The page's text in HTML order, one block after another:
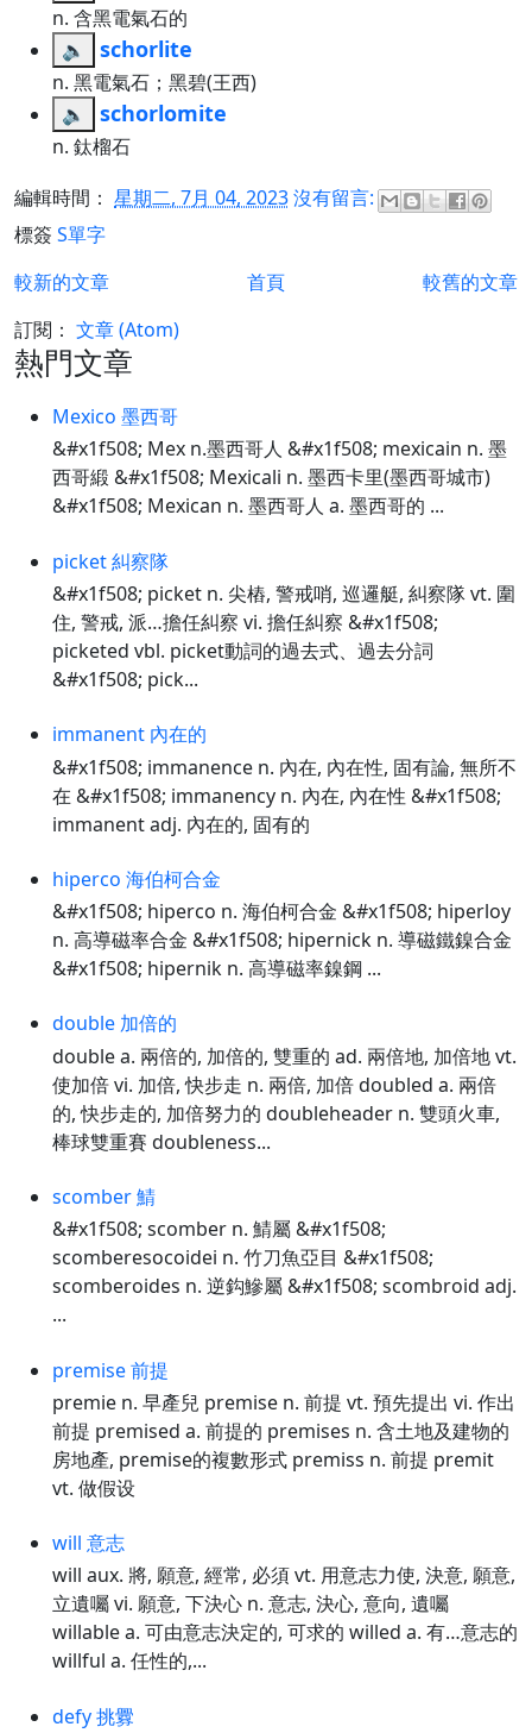
n. 含黑電氣石的
🔈
schorlite
n. 黑電氣石；黑碧(王西)
🔈
schorlomite
n. 鈦榴石
編輯時間： 星期二, 7月 04, 2023沒有留言:
標簽 S單字
較新的文章
較舊的文章
首頁
訂閱： 文章 (Atom)
熱門文章
Mexico 墨西哥
&#x1f508; Mex n.墨西哥人 &#x1f508; mexicain n. 墨
西哥緞 &#x1f508; Mexicali n. 墨西卡里(墨西哥城市)
&#x1f508; Mexican n. 墨西哥人 a. 墨西哥的 ...
picket 糾察隊
&#x1f508; picket n. 尖樁, 警戒哨, 巡邏艇, 糾察隊 vt. 圍
住, 警戒, 派…擔任糾察 vi. 擔任糾察 &#x1f508;
picketed vbl. picket動詞的過去式、過去分詞
&#x1f508; pick...
immanent 內在的
&#x1f508; immanence n. 內在, 內在性, 固有論, 無所不
在 &#x1f508; immanency n. 內在, 內在性 &#x1f508;
immanent adj. 內在的, 固有的
hiperco 海伯柯合金
&#x1f508; hiperco n. 海伯柯合金 &#x1f508; hiperloy
n. 高導磁率合金 &#x1f508; hipernick n. 導磁鐵鎳合金
&#x1f508; hipernik n. 高導磁率鎳鋼 ...
double 加倍的
double a. 兩倍的, 加倍的, 雙重的 ad. 兩倍地, 加倍地 vt.
使加倍 vi. 加倍, 快步走 n. 兩倍, 加倍 doubled a. 兩倍
的, 快步走的, 加倍努力的 doubleheader n. 雙頭火車,
棒球雙重賽 doubleness...
scomber 鯖
&#x1f508; scomber n. 鯖屬 &#x1f508;
scomberesocoidei n. 竹刀魚亞目 &#x1f508;
scomberoides n. 逆鈎鰺屬 &#x1f508; scombroid adj.
...
premise 前提
premie n. 早產兒 premise n. 前提 vt. 預先提出 vi. 作出
前提 premised a. 前提的 premises n. 含土地及建物的
房地產, premise的複數形式 premiss n. 前提 premit
vt. 做假设
will 意志
will aux. 將, 願意, 經常, 必須 vt. 用意志力使, 決意, 願意,
立遺囑 vi. 願意, 下決心 n. 意志, 決心, 意向, 遺囑
willable a. 可由意志決定的, 可求的 willed a. 有…意志的
willful a. 任性的,...
defy 挑釁